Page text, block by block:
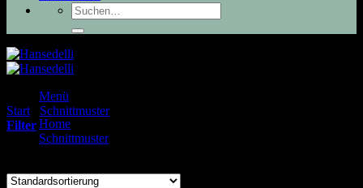
Suchen
nach:
Menü
Home
Schnittmuster
Start Schnittmuster
Filter